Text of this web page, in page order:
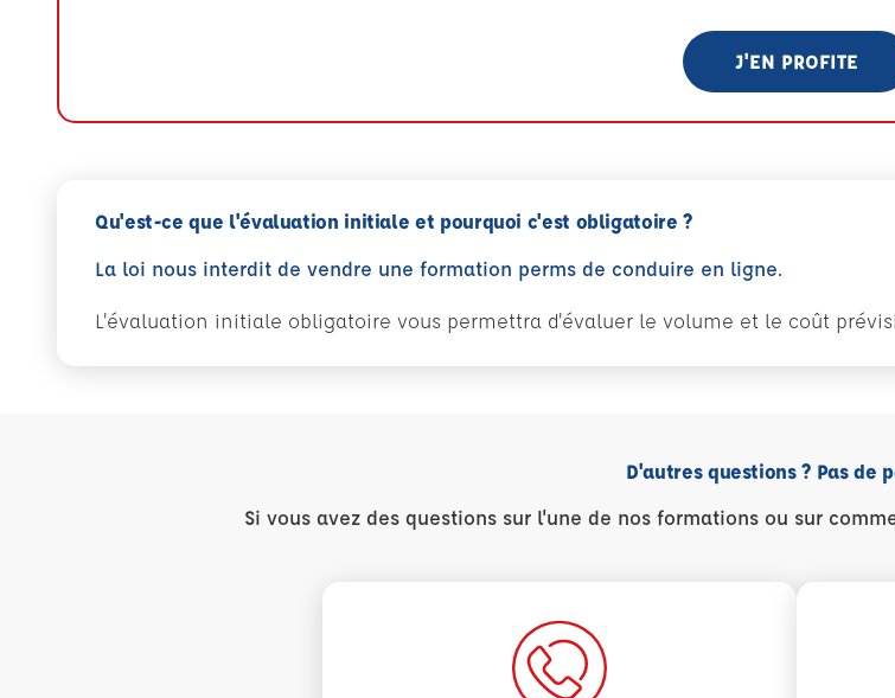
J'EN PROFITE
Qu'est-ce que l'évaluation initiale et pourquoi c'est obligatoire ?
La loi nous interdit de vendre une formation perms de conduire en ligne.
L'évaluation initiale obligatoire vous permettra d'évaluer le volume et le coût
D'autres questions ? Pas de
Si vous avez des questions sur l'une de nos formations ou sur